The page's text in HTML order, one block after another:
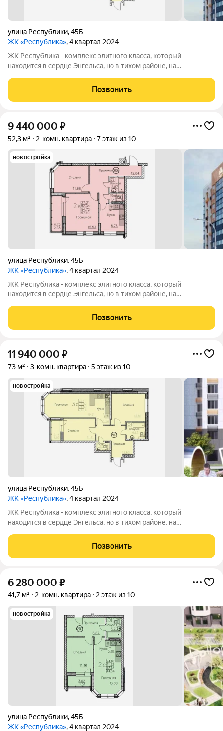
улица Республики,45Б
ЖК «Республика», 4 квартал 2024
ЖК Республика - комплекс элитного класса, который
находится в сердце Энгельса, но в тихом районе, на
доступности: детские сады, школы, торговый центр, пляж,
набережная и множество магазинов. А дома
Позвонить
9 440 000 ₽
52,3 м² 2-комн. квартира 7 этаж из 10
новостройка
улица Республики,45Б
ЖК «Республика», 4 квартал 2024
ЖК Республика - комплекс элитного класса, который
находится в сердце Энгельса, но в тихом районе, на
доступности: детские сады, школы, торговый центр, пляж,
набережная и множество магазинов. А дома
Позвонить
11 940 000 ₽
73 м² 3-комн. квартира 5 этаж из 10
новостройка
улица Республики,45Б
ЖК «Республика», 4 квартал 2024
ЖК Республика - комплекс элитного класса, который
находится в сердце Энгельса, но в тихом районе, на
доступности: детские сады, школы, торговый центр, пляж,
набережная и множество магазинов. А дома
Позвонить
6 280 000 ₽
41,7 м² 2-комн. квартира 2 этаж из 10
новостройка
улица Республики,45Б
ЖК «Республика», 4 квартал 2024